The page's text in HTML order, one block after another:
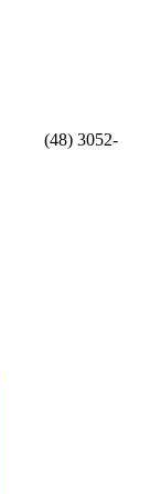
(48) 3052-